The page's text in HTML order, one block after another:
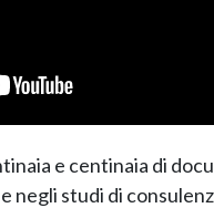
e centinaia di
negli studi di